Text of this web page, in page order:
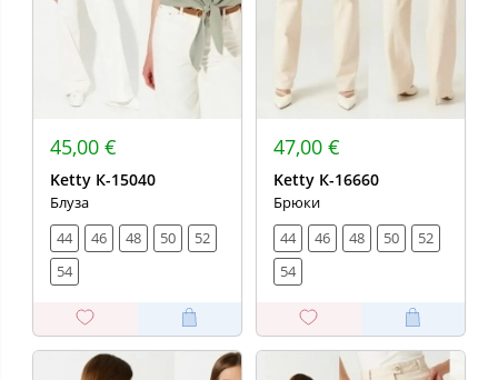
45,00 €
Ketty К-15040
Блуза
44
46 48 50
52
54
47,00 €
Ketty К-16660
Брюки
44
46 48 50
52
54